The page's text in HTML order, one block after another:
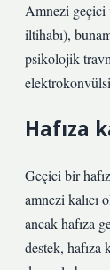
Amnezi geçici
iltihabı),
psikolojik
Hafıza
Geçici bir
amnezi kalıcı
ancak hafıza
destek, hafıza